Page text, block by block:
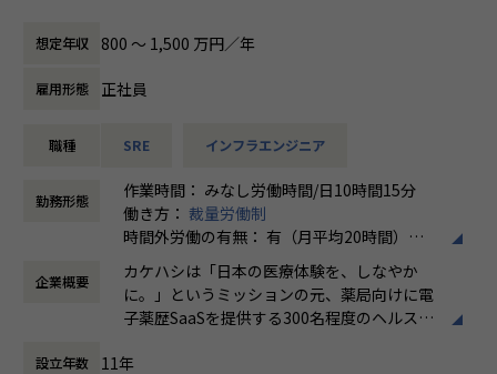
■カケハシについて
日本の医療現場が抱える課題は複雑であり、テクノロジーの
私たちは、医療という難易度の高い課題に向き合い、生成AI
分にも積極的に向き合っています。
カケハシの開発組織は約180名のエンジニアやPdMが所属
し、「医療体験が日々進化する世界の実現」をミッションに
プロダクト開発を続けています。
開発組織の文化としては、開発ブログや勉強会、カンファレ
ています。
を定義し、モダンな技術スタックをゼロから積み上げ、形に
していくフェーズにあります。
既存のレガシーな仕組みをクラウドへ置き換えるのではな
く、次世代の薬局向け事業として、クラウドネイティブなイ
ucture as Code）によるAWSリソースのコード化、CI/CDパ
イプラインの設計、
そしてAI（LLM）を活用した開発・運用の高度化まで、幅広
い領域で主導権を持って取り組んでいただけます。
また、医療というミッションクリティカルな領域において、
機微情報を扱い、高い信頼性を確保しつつ、「攻めのSRE」
想定年収 800 〜 1,500 万円／年
雇用形態 正社員
職種 SRE インフラエンジニア
勤務形態
作業時間： みなし労働時間/日10時間15分
働き方： 裁量労働制
時間外労働の有無： 有（月平均20時間）
休憩時間： 60分
企業概要
カケハシは「日本の医療体験を、しなやか
に。」というミッションの元、薬局向けに電
子薬歴SaaSを提供する300名程度のヘルスケ
設立年数 11年